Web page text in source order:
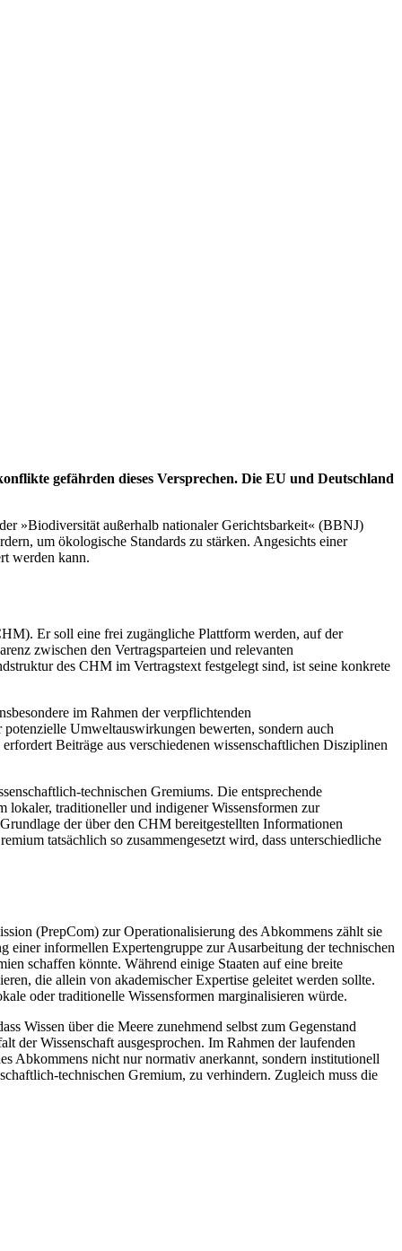
gefährden dieses Versprechen. Die EU und Deutschland
»Biodiversität außerhalb nationaler Gerichtsbarkeit« (BBNJ)
um ökologische Standards zu stärken. Angesichts einer
werden kann.
Er soll eine frei zugängliche Plattform werden, auf der
zwischen den Vertragsparteien und relevanten
des CHM im Vertragstext festgelegt sind, ist seine konkrete
im Rahmen der verpflichtenden
Umweltauswirkungen bewerten, sondern auch
Beiträge aus verschiedenen wissenschaftlichen Disziplinen
technischen Gremiums. Die entsprechende
lokaler, traditioneller und indigener Wissensformen zur
der über den CHM bereitgestellten Informationen
tatsächlich so zusammengesetzt wird, dass unterschiedliche
(PrepCom) zur Operationalisierung des Abkommens zählt sie
informellen Expertengruppe zur Ausarbeitung der technischen
schaffen könnte. Während einige Staaten auf eine breite
die allein von akademischer Expertise geleitet werden sollte.
oder traditionelle Wissensformen marginalisieren würde.
Wissen über die Meere zunehmend selbst zum Gegenstand
der Wissenschaft ausgesprochen. Im Rahmen der laufenden
Abkommens nicht nur normativ anerkannt, sondern institutionell
technischen Gremium, zu verhindern. Zugleich muss die